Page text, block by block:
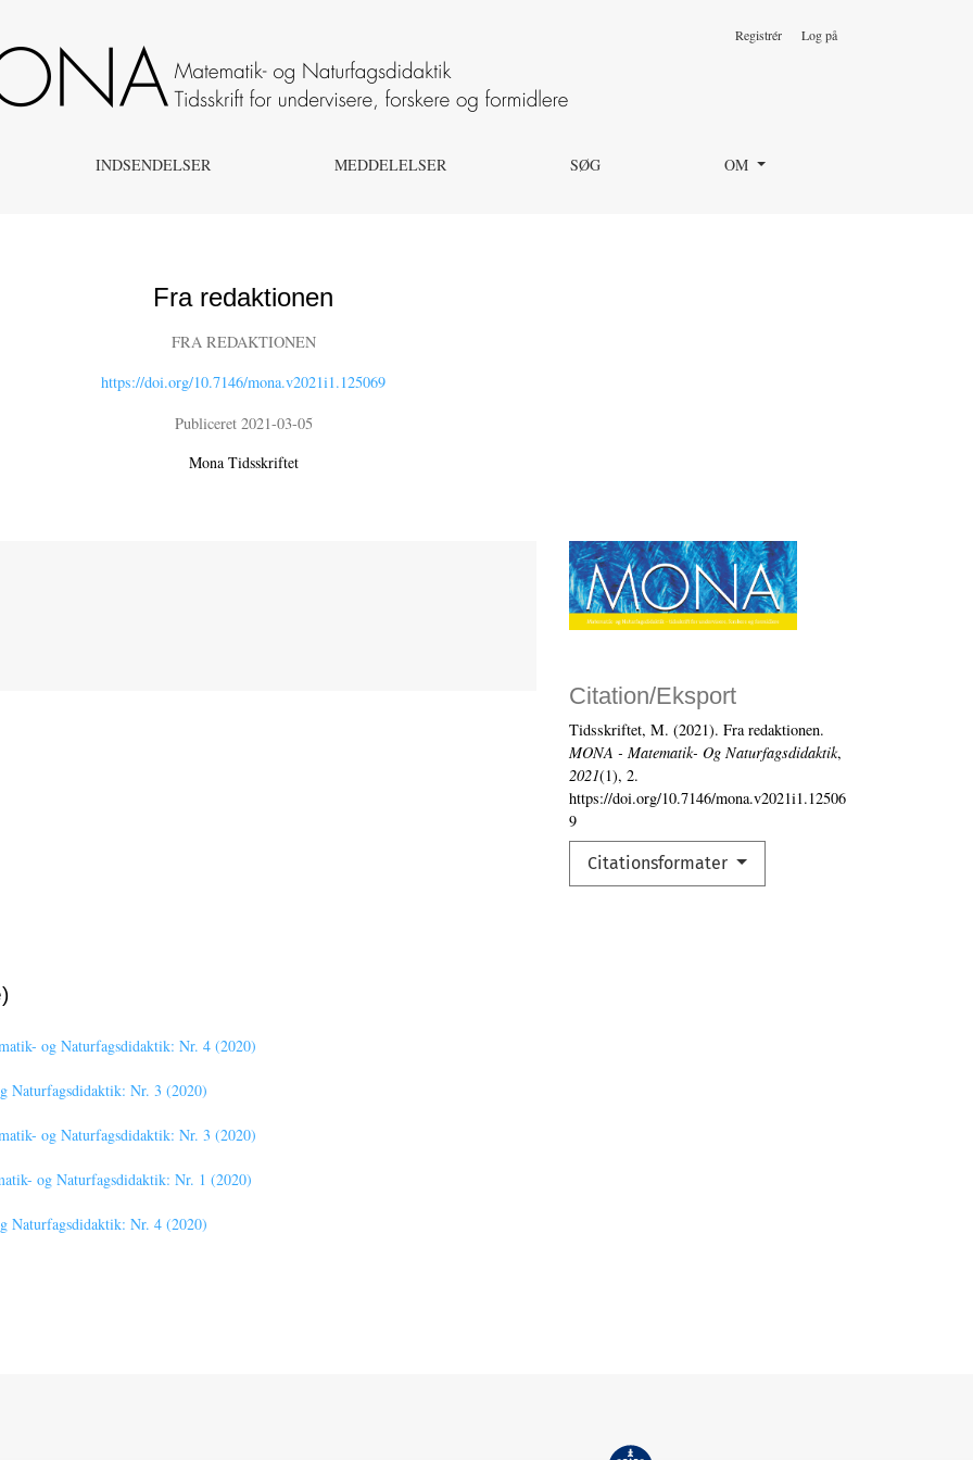
INDSENDELSER MEDDELELSER SØG OM
Registrér Log på
Fra redaktionen
FRA REDAKTIONEN
https://doi.org/10.7146/mona.v2021i1.125069
Publiceret 2021-03-05
Mona Tidsskriftet
Citation/Eksport
Tidsskriftet, M. (2021). Fra redaktionen.
MONA - Matematik- Og Naturfagsdidaktik,
2021(1), 2.
https://doi.org/10.7146/mona.v2021i1.12506
9
Citationsformater
og Naturfagsdidaktik: Nr. 4 (2020)
Naturfagsdidaktik: Nr. 3 (2020)
og Naturfagsdidaktik: Nr. 3 (2020)
og Naturfagsdidaktik: Nr. 1 (2020)
Naturfagsdidaktik: Nr. 4 (2020)